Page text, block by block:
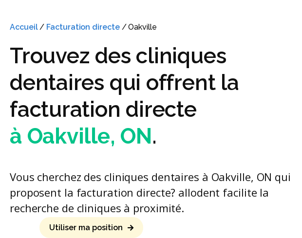
Accueil/ Facturation directe/Oakville
Trouvez des cliniques
dentaires qui offrent la
facturation directe
à Oakville, ON.
Vous cherchez des cliniques dentaires à Oakville, ON qui
proposent la facturation directe? allodent facilite la
recherche de cliniques à proximité.
Utiliser ma position